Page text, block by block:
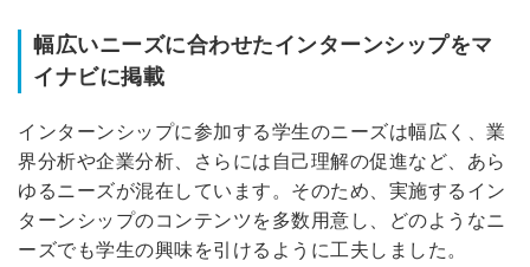
幅広いニーズに合わせたインターンシップをマ
イナビに掲載
インターンシップに参加する学生のニーズは幅広く、業
界分析や企業分析、さらには自己理解の促進など、あら
ゆるニーズが混在しています。そのため、実施するイン
ターンシップのコンテンツを多数用意し、どのようなニ
ーズでも学生の興味を引けるように工夫しました。